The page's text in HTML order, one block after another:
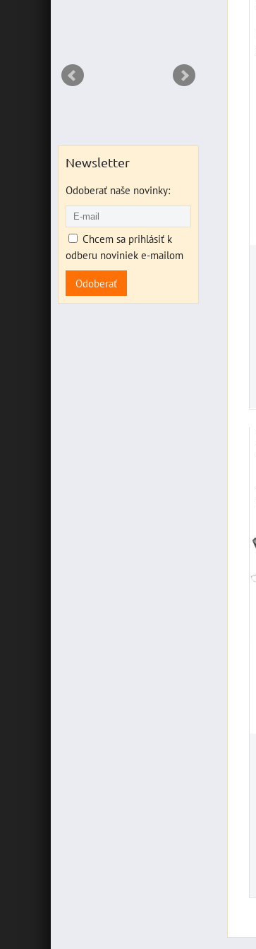
Newsletter
Odoberať naše novinky:
Chcem sa prihlásiť k
odberu noviniek e-mailom
Odoberať